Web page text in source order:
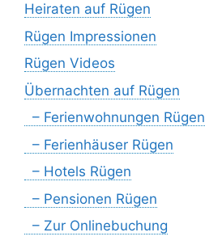
Heiraten auf Rügen
Rügen Impressionen
Rügen Videos
Übernachten auf Rügen
– Ferienwohnungen Rügen
– Ferienhäuser Rügen
– Hotels Rügen
– Pensionen Rügen
– Zur Onlinebuchung